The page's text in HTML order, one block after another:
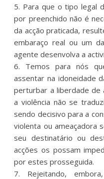
5. Para que o tipo legal
por preenchido não é
da acção praticada,
embaraço real ou um
agente desenvolva a
6. Temos para nós
assentar na idoneidade
perturbar a liberdade de
a violência não se
sendo decisivo para a
violenta ou ameaçadora
seu destinatário ou
acções os possam
por estes prosseguida.
7. Rejeitando,